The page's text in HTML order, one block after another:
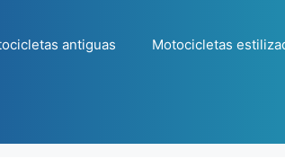
antiguas Motocicletas